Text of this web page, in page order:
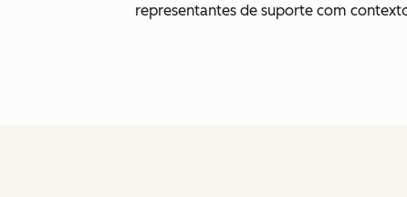
representantes de suporte com